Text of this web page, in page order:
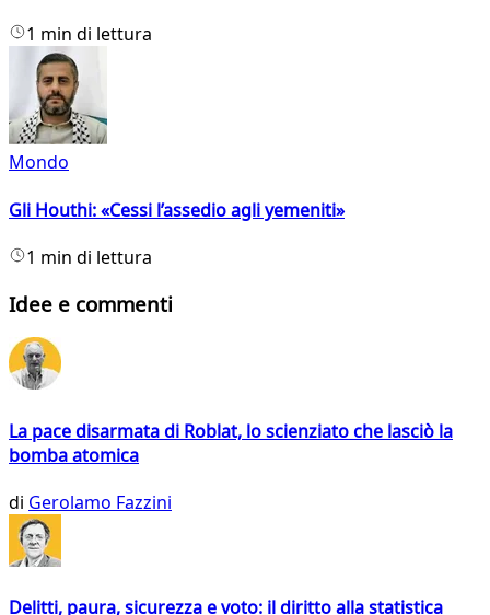
1 min di lettura
Mondo
Gli Houthi: «Cessi l’assedio agli yemeniti»
1 min di lettura
Idee e commenti
La pace disarmata di Roblat, lo scienziato che lasciò la
bomba atomica
di Gerolamo Fazzini
Delitti, paura, sicurezza e voto: il diritto alla statistica